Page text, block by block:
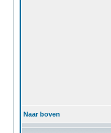
Naar boven